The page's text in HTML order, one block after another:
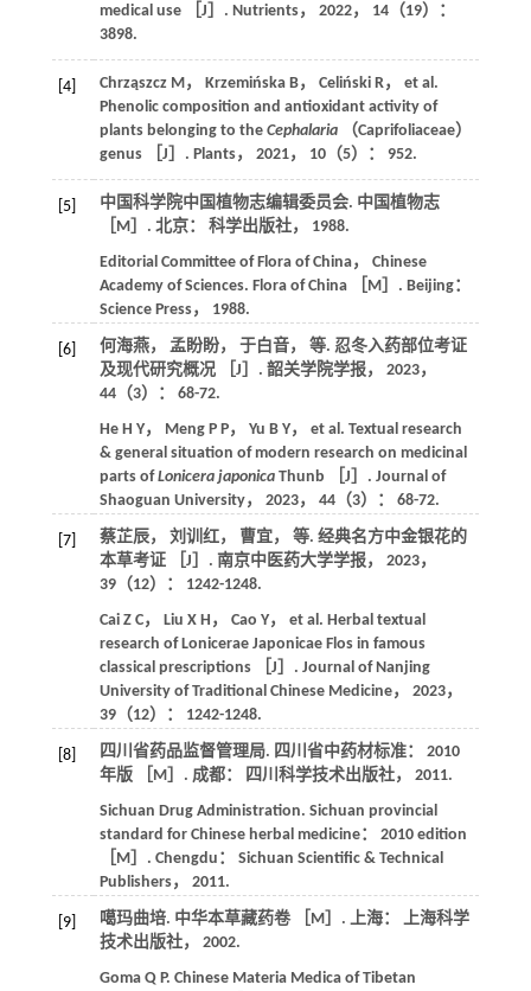
medical use ［J］. Nutrients， 2022， 14（19）：
3898.
[4] Chrząszcz M， Krzemińska B， Celiński R， et al .
Phenolic composition and antioxidant activity of
plants belonging to the Cephalaria（Caprifoliaceae）
genus ［J］. Plants， 2021， 10（5）： 952.
[5] 中国科学院中国植物志编辑委员会. 中国植物志
［M］. 北京： 科学出版社， 1988.
Editorial Committee of Flora of China， Chinese
Academy of Sciences. Flora of China［M］. Beijing：
Science Press， 1988.
[6] 何海燕， 孟盼盼， 于白音， 等. 忍冬入药部位考证
及现代研究概况 ［J］. 韶关学院学报， 2023，
44（3）： 68-72.
He H Y， Meng P P， Yu B Y， et al . Textual research
& general situation of modern research on medicinal
parts ofLonicera japonicaThunb ［J］. Journal of
Shaoguan University， 2023， 44（3）： 68-72.
[7] 蔡芷辰， 刘训红， 曹宜， 等. 经典名方中金银花的
本草考证 ［J］. 南京中医药大学学报， 2023，
39（12）： 1242-1248.
Cai Z C， Liu X H ， Cao Y， et al . Herbal textual
research of Lonicerae Japonicae Flos in famous
classical prescriptions ［J］. Journal of Nanjing
University of Traditional Chinese Medicine， 2023，
39（12）： 1242-1248.
[8] 四川省药品监督管理局. 四川省中药材标准： 2010
年版［M］. 成都： 四川科学技术出版社， 2011.
Sichuan Drug Administration. Sichuan provincial
standard for Chinese herbal medicine： 2010 edition
［M］. Chengdu： Sichuan Scientific & Technical
Publishers， 2011.
[9] 噶玛曲培. 中华本草藏药卷［M］. 上海： 上海科学
技术出版社， 2002.
Goma Q P. Chinese Materia Medica of Tibetan